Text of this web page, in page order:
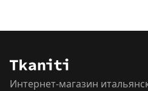
Интернет-магазин